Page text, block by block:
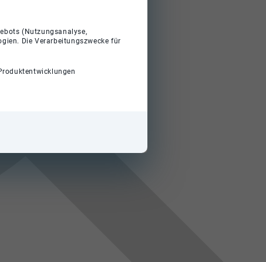
(Nutzungsanalyse,
Die Verarbeitungszwecke für